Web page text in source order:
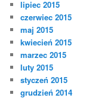
lipiec 2015
czerwiec 2015
maj 2015
kwiecień 2015
marzec 2015
luty 2015
styczeń 2015
grudzień 2014